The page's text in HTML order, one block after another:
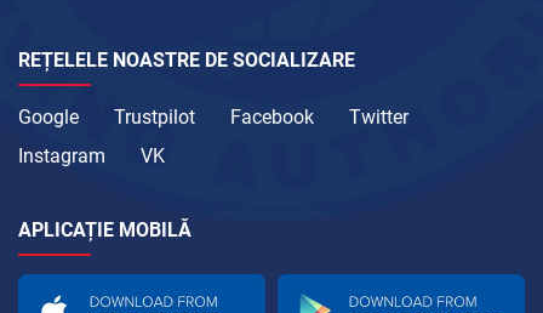
REȚELELE NOASTRE DE SOCIALIZARE
Google Trustpilot Facebook
Twitter
Instagram
VK
APLICAȚIE MOBILĂ